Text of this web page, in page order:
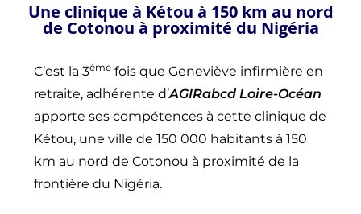
Une clinique à Kétou à 150 km au nord
de Cotonou à proximité du Nigéria
C’est la 3ème fois que Geneviève infirmière en
retraite, adhérente d’AGIRabcd Loire-Océan
apporte ses compétences à cette clinique de
Kétou, une ville de 150 000 habitants à 150
km au nord de Cotonou à proximité de la
frontière du Nigéria.